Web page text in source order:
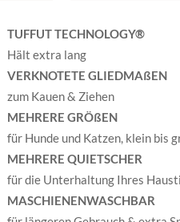
FlufferKnottie™
Menge
TUFFUT TECHNOLOGY®
Hält extra lang
VERKNOTETE GLIEDMAßEN
zum Kauen & Ziehen
MEHRERE GRÖßEN
für Hunde und Katzen, klein bis
MEHRERE QUIETSCHER
für die Unterhaltung Ihres
MASCHIENENWASCHBAR